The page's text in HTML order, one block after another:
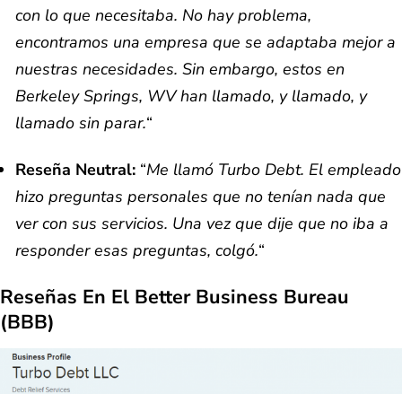
con lo que necesitaba. No hay problema,
encontramos una empresa que se adaptaba mejor a
nuestras necesidades. Sin embargo, estos en
Berkeley Springs, WV han llamado, y llamado, y
llamado sin parar.“
Reseña Neutral: “Me llamó Turbo Debt. El empleado
hizo preguntas personales que no tenían nada que
ver con sus servicios. Una vez que dije que no iba a
responder esas preguntas, colgó.“
Reseñas En El Better Business Bureau
(BBB)